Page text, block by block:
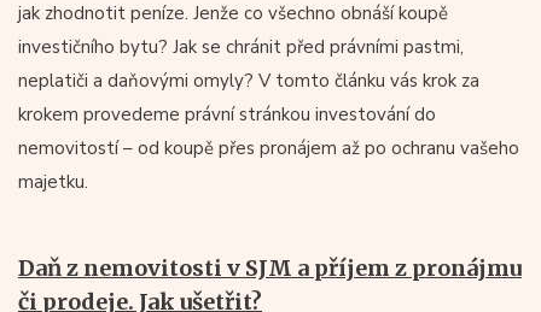
jak zhodnotit peníze. Jenže co všechno obnáší koupě
investičního bytu? Jak se chránit před právními pastmi,
neplatiči a daňovými omyly? V tomto článku vás krok za
krokem provedeme právní stránkou investování do
nemovitostí – od koupě přes pronájem až po ochranu vašeho
majetku.
Daň z nemovitosti v SJM a příjem z pronájmu
či prodeje. Jak ušetřit?